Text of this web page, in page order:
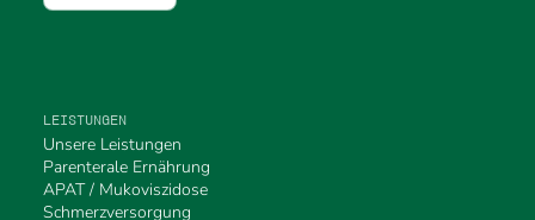
LEISTUNGEN
Unsere Leistungen
Parenterale Ernährung
APAT / Mukoviszidose
Schmerzversorgung